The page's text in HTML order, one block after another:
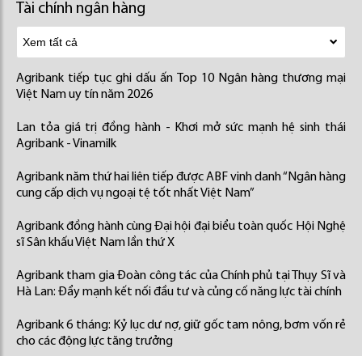
Tài chính ngân hàng
Agribank tiếp tục ghi dấu ấn Top 10 Ngân hàng thương mại
Việt Nam uy tín năm 2026
Lan tỏa giá trị đồng hành - Khơi mở sức mạnh hệ sinh thái
Agribank - Vinamilk
Agribank năm thứ hai liên tiếp được ABF vinh danh “Ngân hàng
cung cấp dịch vụ ngoại tệ tốt nhất Việt Nam”
Agribank đồng hành cùng Đại hội đại biểu toàn quốc Hội Nghệ
sĩ Sân khấu Việt Nam lần thứ X
Agribank tham gia Đoàn công tác của Chính phủ tại Thụy Sĩ và
Hà Lan: Đẩy mạnh kết nối đầu tư và củng cố năng lực tài chính
Agribank 6 tháng: Kỷ lục dư nợ, giữ gốc tam nông, bơm vốn rẻ
cho các động lực tăng trưởng